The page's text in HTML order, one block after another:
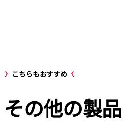
こちらもおすすめ
その他の製品